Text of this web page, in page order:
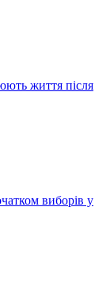
життя після
виборів у